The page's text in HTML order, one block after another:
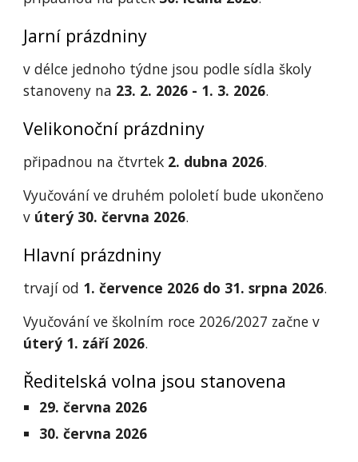
Jarní prázdniny
v délce jednoho týdne jsou podle sídla školy
stanoveny na 23. 2. 2026 - 1. 3. 2026.
Velikonoční prázdniny
připadnou na čtvrtek 2. dubna 2026.
Vyučování ve druhém pololetí bude ukončeno
v úterý 30. června 2026.
Hlavní prázdniny
trvají od 1. července 2026 do 31. srpna 2026.
Vyučování ve školním roce 2026/2027 začne v
úterý 1. září 2026.
Ředitelská volna jsou stanovena
29. června 2026
30. června 2026